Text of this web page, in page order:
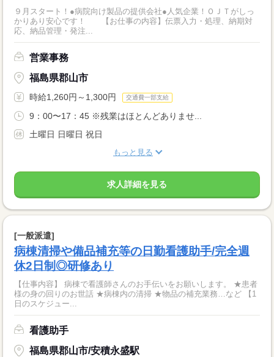
９月スタート！●病院向け製品の提供会社●人気企業！ＯＪＴがしっ
かりあり安心です！ 【お仕事の内容】伝票入力・処理、納期対
応、納品管理・発注...
営業事務
福島県郡山市
時給1,260円～1,300円 交通費一部支給
9：00〜17：45 ※残業はほとんどありませ...
土曜日 日曜日 祝日
もっと見る
求人詳細を見る
[一般派遣]
病棟清掃や備品補充等の日勤看護助手/完全週
休2日制◎研修あり
【仕事内容】 病棟で看護師さんのお手伝いをお願いします。 ★患者
様の身の回りのお世話 ★病棟内の清掃 ★物品の補充業務…など 【1
日のスケジュー...
看護助手
福島県郡山市/安積永盛駅